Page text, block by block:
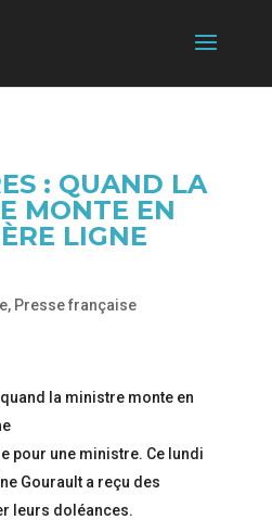
: QUAND LA
MONTE EN
LIGNE
, Presse française
pour une ministre. Ce lundi
Gourault a reçu des
leurs doléances.